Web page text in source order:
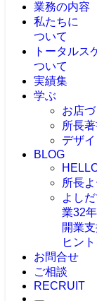
業務の内容
私たちに
ついて
トータルス
ついて
実績集
学ぶ
お店
所長
デザ
BLOG
所長
よし
業32
開業
ヒン
お問合せ
ご相談
RECRUIT